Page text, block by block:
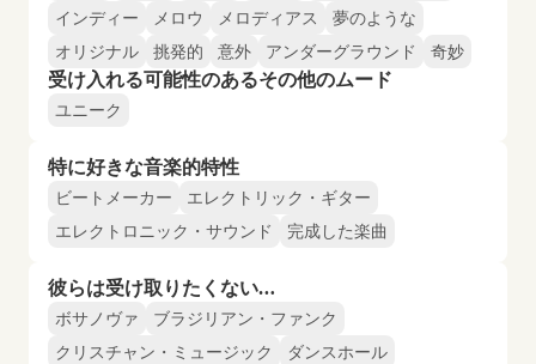
インディー
メロウ メロディアス
夢のような
オリジナル
挑発的 意外 アンダーグラウンド 奇妙
受け入れる可能性のあるその他のムード
ユニーク
特に好きな音楽的特性
ビートメーカー
エレクトリック・ギター
エレクトロニック・サウンド
完成した楽曲
彼らは受け取りたくない…
ボサノヴァ
ブラジリアン・ファンク
クリスチャン・ミュージック
ダンスホール